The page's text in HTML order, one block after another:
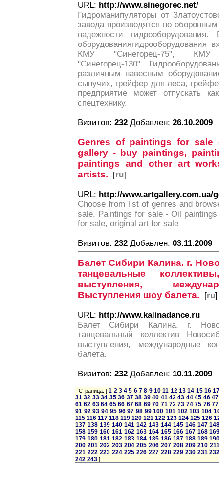
URL: http://www.sinegorec.net/
Гидроманипуляторы от
завода производятся по
надежности
оборудованиягидрооборудования
КМУ "Синегорец-75", КМУ
"Синегорец-130".
различным навесным
сыпучих, грейфер для леса,
предприятие может отпускать
спецтехнику.
Визитов: 232 Добавлен: 26.10.2009
Genres of paintings for
gallery - buy paintings,
paintings and other art
artists. [ru]
URL: http://www.artgallery.com.ua/
Choose from list of genres and
sale. Paintings for sale - Oil
for sale, original art for sale
Визитов: 232 Добавлен: 03.11.2009
Балет Сибири Калина. г.
танцевальные
выступления,
Выступления шоу балета. [ru]
URL: http://www.kalinadance.ru
Балет Сибири Калина. г.
танцевальный коллектив
выступления, международные
балета.
Визитов: 232 Добавлен: 10.11.2009
Страница: [1 2 3 4 5 6 7 8 9 10 11 12 13 14 15 16
31 32 33 34 35 36 37 38 39 40 41 42 43 44 45 46 47
61 62 63 64 65 66 67 68 69 70 71 72 73 74 75 76 77
91 92 93 94 95 96 97 98 99 100 101 102 103 104
115 116 117 118 119 120 121 122 123 124 125 126
137 138 139 140 141 142 143 144 145 146 147
158 159 160 161 162 163 164 165 166 167 168
179 180 181 182 183 184 185 186 187 188 189
200 201 202 203 204 205 206 207 208 209 210 211
221 222 223 224 225 226 227 228 229 230 231
242 243 ]